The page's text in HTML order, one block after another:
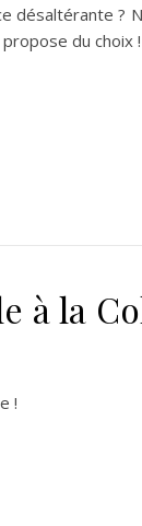
désaltérante ?
du choix !
à la
!